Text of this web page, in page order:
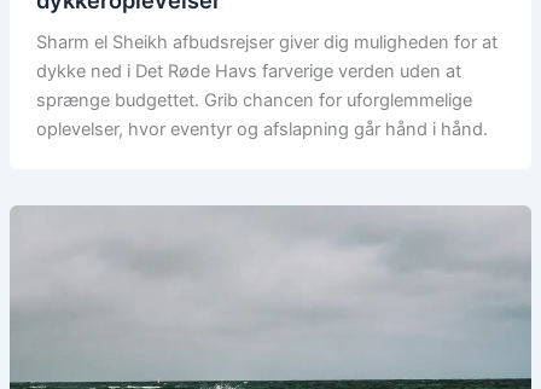
Sharm el Sheikh afbudsrejser giver dig muligheden for at
dykke ned i Det Røde Havs farverige verden uden at
sprænge budgettet. Grib chancen for uforglemmelige
oplevelser, hvor eventyr og afslapning går hånd i hånd.